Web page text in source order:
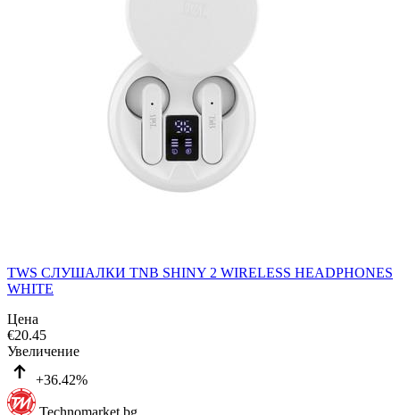
TWS СЛУШАЛКИ TNB SHINY 2 WIRELESS HEADPHONES
WHITE
Цена
€20.45
Увеличение
+36.42%
Technomarket.bg